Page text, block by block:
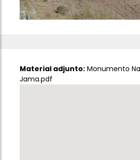
Material adjunto: Monumento
Jama.pdf